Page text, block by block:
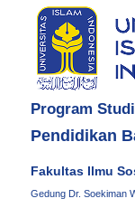
Program Studi
Pendidikan
Fakultas Ilmu
Gedung Dr. Soekiman